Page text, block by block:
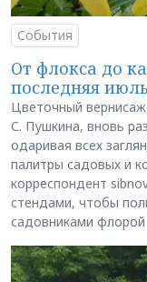
События
От флокса до
последняя
Цветочный
С. Пушкина, вновь
одаривая всех
палитры садовых и
корреспондент
стендами, чтобы
садовниками флорой